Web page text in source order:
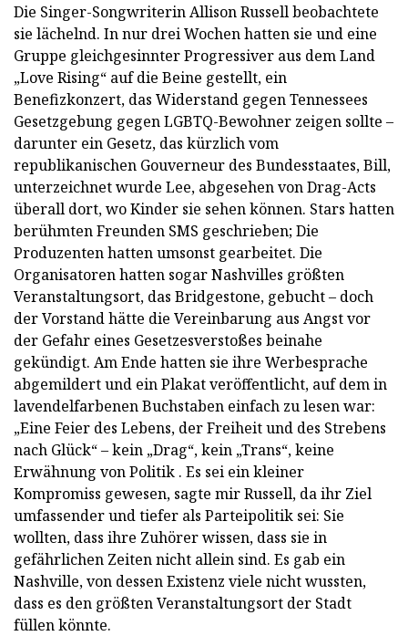
Die Singer-Songwriterin Allison Russell beobachtete
sie lächelnd. In nur drei Wochen hatten sie und eine
Gruppe gleichgesinnter Progressiver aus dem Land
„Love Rising“ auf die Beine gestellt, ein
Benefizkonzert, das Widerstand gegen Tennessees
Gesetzgebung gegen LGBTQ-Bewohner zeigen sollte –
darunter ein Gesetz, das kürzlich vom
republikanischen Gouverneur des Bundesstaates, Bill,
unterzeichnet wurde Lee, abgesehen von Drag-Acts
überall dort, wo Kinder sie sehen können. Stars hatten
berühmten Freunden SMS geschrieben; Die
Produzenten hatten umsonst gearbeitet. Die
Organisatoren hatten sogar Nashvilles größten
Veranstaltungsort, das Bridgestone, gebucht – doch
der Vorstand hätte die Vereinbarung aus Angst vor
der Gefahr eines Gesetzesverstoßes beinahe
gekündigt. Am Ende hatten sie ihre Werbesprache
abgemildert und ein Plakat veröffentlicht, auf dem in
lavendelfarbenen Buchstaben einfach zu lesen war:
„Eine Feier des Lebens, der Freiheit und des Strebens
nach Glück“ – kein „Drag“, kein „Trans“, keine
Erwähnung von Politik . Es sei ein kleiner
Kompromiss gewesen, sagte mir Russell, da ihr Ziel
umfassender und tiefer als Parteipolitik sei: Sie
wollten, dass ihre Zuhörer wissen, dass sie in
gefährlichen Zeiten nicht allein sind. Es gab ein
Nashville, von dessen Existenz viele nicht wussten,
dass es den größten Veranstaltungsort der Stadt
füllen könnte.